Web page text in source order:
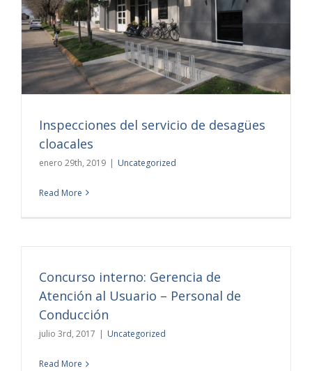
Inspecciones del servicio de desagües
cloacales
enero 29th, 2019 | Uncategorized
Read More
Concurso interno: Gerencia de
Atención al Usuario – Personal de
Conducción
julio 3rd, 2017 | Uncategorized
Read More